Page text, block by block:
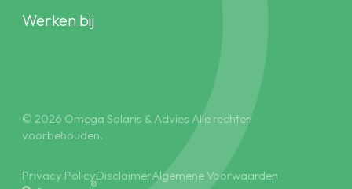
Werken bij
© 2026 Omega Salaris & Advies Alle rechten
voorbehouden.
Privacy PolicyDisclaimerAlgemene Voorwaarden
®